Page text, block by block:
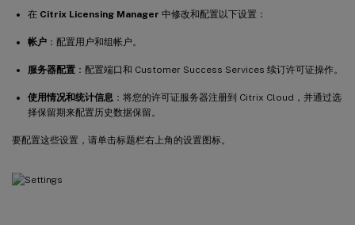
在 Citrix Licensing Manager 中修改和配置以下设置：
帐户 ：配置用户和组帐户。
服务器配置 ：配置端口和 Customer Success Services 续订许可证操作。
使用情况和统计信息 ：将您的许可证服务器注册到 Citrix Cloud，并通过选
择保留期来配置历史数据保留。
要配置这些设置，请单击标题栏右上角的设置图标。